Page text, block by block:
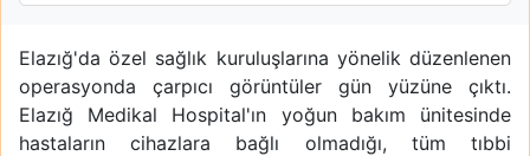
Elazığ'da özel sağlık kuruluşlarına yönelik düzenlenen
operasyonda çarpıcı görüntüler gün yüzüne çıktı.
Elazığ Medikal Hospital'ın yoğun bakım ünitesinde
hastaların cihazlara bağlı olmadığı, tüm tıbbi